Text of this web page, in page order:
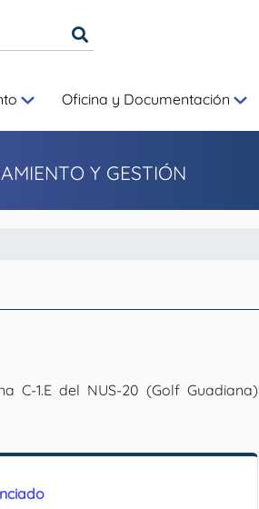
Oficina y Documentación
Y GESTIÓN
C-1.E del NUS-20 (Golf Guadiana)